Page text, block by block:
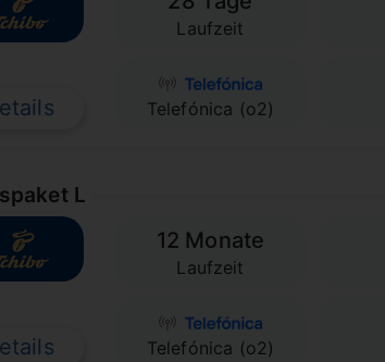
Laufzeit
Telefónica (o2)
L
12 Monate
Laufzeit
Telefónica (o2)